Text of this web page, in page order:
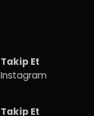
Takip Et
Instagram
Takip Et